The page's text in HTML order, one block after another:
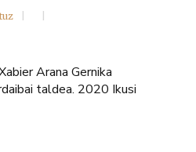
Arana Gernika
taldea. 2020 Ikusi